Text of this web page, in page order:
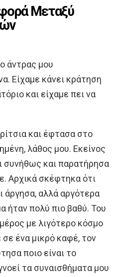
Μεταξύ
άντρας μου
Είχαμε κάνει κράτηση
και είχαμε πει να
και έφτασα στο
λάθος μου. Εκείνος
συνήθως και παρατήρησα
Αρχικά σκέφτηκα ότι
άργησα, αλλά αργότερα
ήταν πολύ πιο βαθύ. Του
με λιγότερο κόσμο
ένα μικρό καφέ, τον
ποιο είναι το
τα συναισθήματα μου